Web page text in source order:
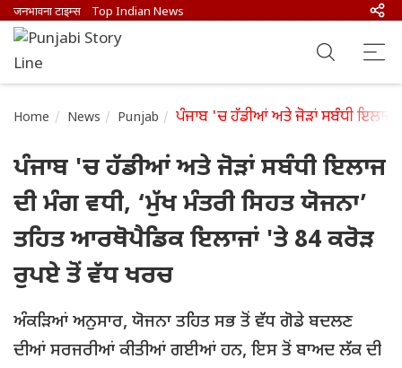
जनभावना टाइम्स Top Indian News
Home News Punjab ਪੰਜਾਬ 'ਚ ਹੱਡੀਆਂ ਅਤੇ ਜੋੜਾਂ ਸਬੰਧੀ ਇਲਾਜ
ਪੰਜਾਬ 'ਚ ਹੱਡੀਆਂ ਅਤੇ ਜੋੜਾਂ ਸਬੰਧੀ ਇਲਾਜ
ਦੀ ਮੰਗ ਵਧੀ, ‘ਮੁੱਖ ਮੰਤਰੀ ਸਿਹਤ ਯੋਜਨਾ’
ਤਹਿਤ ਆਰਥੋਪੈਡਿਕ ਇਲਾਜਾਂ 'ਤੇ 84 ਕਰੋੜ
ਰੁਪਏ ਤੋਂ ਵੱਧ ਖਰਚ
ਅੰਕੜਿਆਂ ਅਨੁਸਾਰ, ਯੋਜਨਾ ਤਹਿਤ ਸਭ ਤੋਂ ਵੱਧ ਗੋਡੇ ਬਦਲਣ
ਦੀਆਂ ਸਰਜਰੀਆਂ ਕੀਤੀਆਂ ਗਈਆਂ ਹਨ, ਇਸ ਤੋਂ ਬਾਅਦ ਲੱਕ ਦੀ